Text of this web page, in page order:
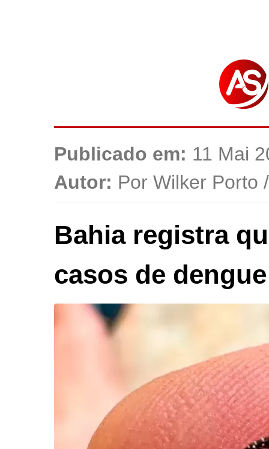
Publicado em: 11 Mai
Autor: Por Wilker Porto
Bahia registra
casos de